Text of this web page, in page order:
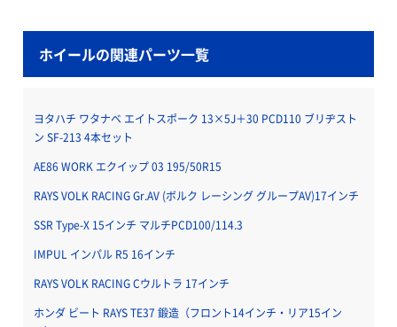
ホイールの関連パーツ一覧
ヨタハチ ワタナベ エイトスポーク 13×5J＋30 PCD110 ブリヂスト
ン SF-213 4本セット
AE86 WORK エクイップ 03 195/50R15
RAYS VOLK RACING Gr.AV (ボルク レーシング グループAV)17インチ
SSR Type-X 15インチ マルチPCD100/114.3
IMPUL インパル R5 16インチ
RAYS VOLK RACING Cウルトラ 17インチ
ホンダ ビート RAYS TE37 鍛造（フロント14インチ・リア15イン